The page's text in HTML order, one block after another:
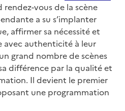
rendez-vous de la scène
a su s’implanter
affirmer sa nécessité et
avec authenticité à leur
grand nombre de scènes
différence par la qualité et
Il devient le premier
une programmation